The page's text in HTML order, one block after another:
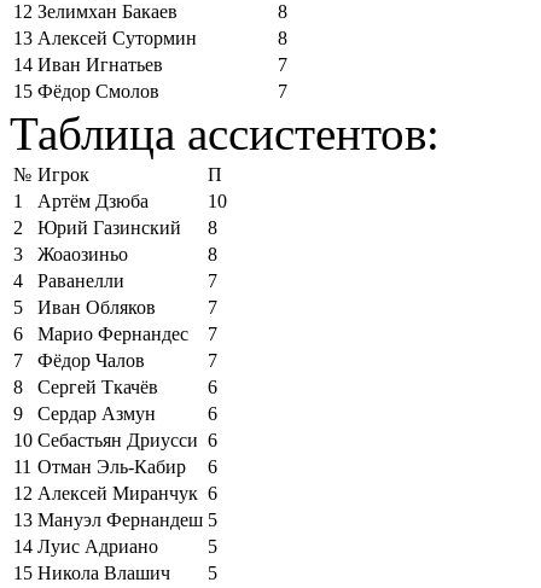
12 Зелимхан Бакаев
8
13 Алексей Сутормин
8
14 Иван Игнатьев
7
15 Фёдор Смолов 7
Таблица ассистентов:
№ Игрок
П
1
Артём Дзюба
10
2
Юрий Газинский
8
3
Жоаозиньо
8
4
Раванелли
7
5
Иван Обляков
7
6
Марио Фернандес
7
7
Фёдор Чалов
7
8
Сергей Ткачёв
6
9
Сердар Азмун
6
10 Себастьян Дриусси 6
11 Отман Эль-Кабир
6
12 Алексей Миранчук 6
13 Мануэл Фернандеш 5
14 Луис Адриано
5
15 Никола Влашич 5